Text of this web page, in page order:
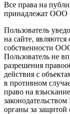
Все права на
принадлежат ООО
Пользователь
на сайте, являются
собственности
Пользователь не
разрешения
действия с
в противном
право на
органы за защитой